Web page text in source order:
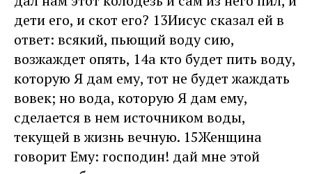
дети его, и скот его? 13Иисус сказал ей в
ответ: всякий, пьющий воду сию,
возжаждет опять, 14а кто будет пить воду,
которую Я дам ему, тот не будет жаждать
вовек; но вода, которую Я дам ему,
сделается в нем источником воды,
текущей в жизнь вечную. 15Женщина
говорит Ему: господин! дай мне этой